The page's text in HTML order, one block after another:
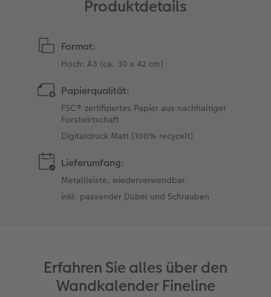
Produktdetails
Format:
Hoch: A3 (ca. 30 x 42 cm)
Papierqualität:
FSC® zertifiziertes Papier aus nachhaltiger
Forstwirtschaft
Digitaldruck Matt (100% recycelt)
Lieferumfang:
Metallleiste, wiederverwendbar
inkl. passender Dübel und Schrauben
Erfahren Sie alles über den
Wandkalender Fineline